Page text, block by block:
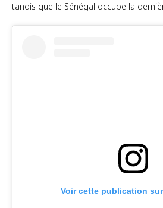
tandis que le Sénégal occupe la
Voir cette publication